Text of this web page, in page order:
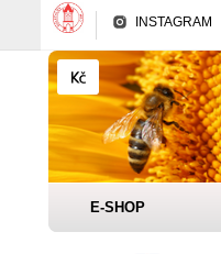
INSTAGRAM
E-SHOP